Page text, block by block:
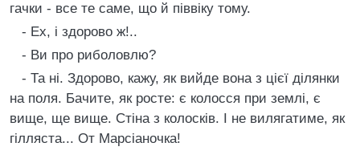
гачки - все те саме, що й пiввiку тому.
- Ех, i здорово ж!..
- Ви про риболовлю?
- Та нi. Здорово, кажу, як вийде вона з цiєї дiлянки
на поля. Бачите, як росте: є колосся при землi, є
вище, ще вище. Стiна з колоскiв. I не вилягатиме, як
гiлляста... От Марсiаночка!